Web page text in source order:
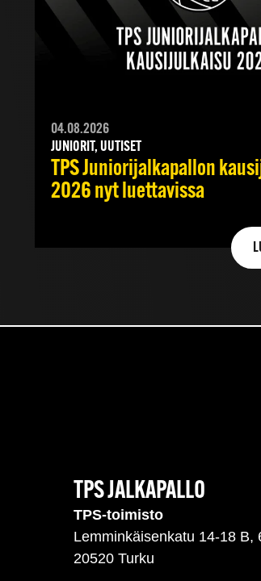
04.08.2026
JUNIORIT, UUTISET
TPS Juniorijalkapallon
2026 nyt luettavissa
TPS JALKAPALLO
TPS-toimisto
Lemminkäisenkatu 14-18 B,
20520 Turku